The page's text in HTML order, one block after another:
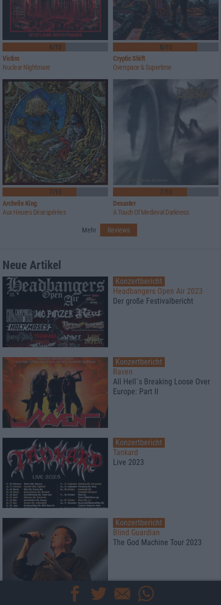
6/10
Victim
Nuclear Nightmare
8/10
Cryptic Shift
Overspace & Supertime
7/10
Archvile King
Aux Heures Désespérées
7/10
Desaster
A Touch Of Medieval Darkness
Mehr Reviews
Neue Artikel
Konzertbericht
Headbangers Open Air 2023
Der große Festivalbericht
Konzertbericht
Raven
All Hell´s Breaking Loose Over
Europe: Part II
Konzertbericht
Tankard
Live 2023
Konzertbericht
Blind Guardian
The God Machine Tour 2023